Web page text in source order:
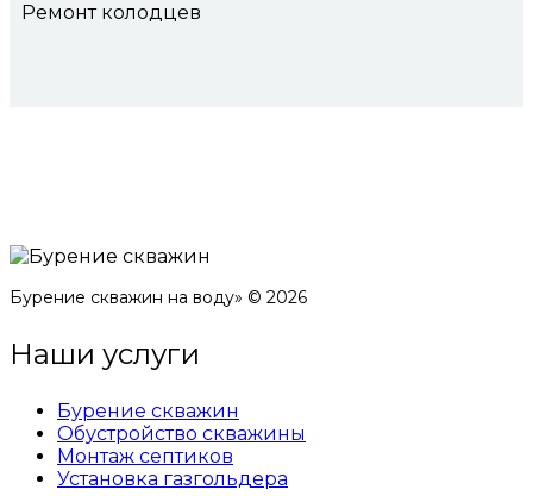
Ремонт колодцев
Бурение скважин на воду» © 2026
Наши услуги
Бурение скважин
Обустройство скважины
Монтаж септиков
Установка газгольдера